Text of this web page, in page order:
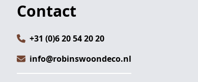
Contact
+31 (0)6 20 54 20 20
info@robinswoondeco.nl